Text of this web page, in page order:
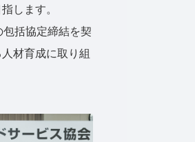
します。
括協定締結を契
材育成に取り組